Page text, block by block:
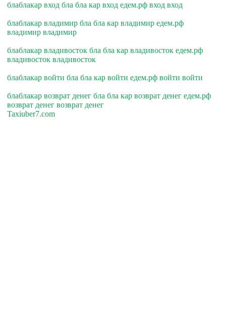
блаблакар вход бла бла кар вход едем.рф вход вход
блаблакар владимир бла бла кар владимир едем.рф
владимир владимир
блаблакар владивосток бла бла кар владивосток едем.рф
владивосток владивосток
блаблакар войти бла бла кар войти едем.рф войти войти
блаблакар возврат денег бла бла кар возврат денег едем.рф
возврат денег возврат денег
Taxiuber7.com